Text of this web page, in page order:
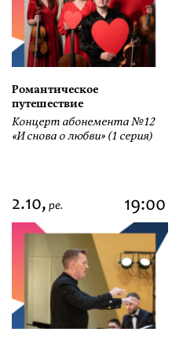
Романтическое
путешествие
Концерт абонемента №12
«И снова о любви» (1 серия)
2.10, pe. 19:00